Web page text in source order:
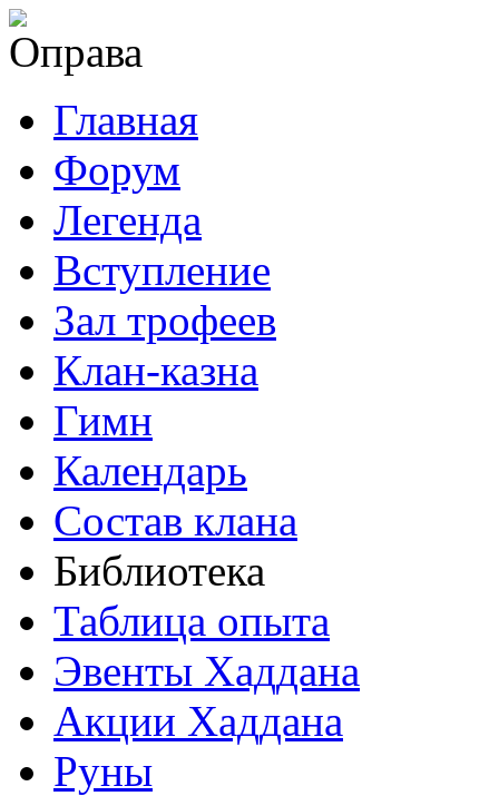
Главная
Форум
Легенда
Вступление
Зал трофеев
Клан-казна
Гимн
Календарь
Состав клана
Библиотека
Таблица опыта
Эвенты Хаддана
Акции Хаддана
Руны